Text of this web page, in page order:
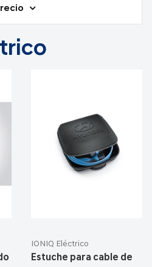
IONIQ Eléctrico
Estuche para cable de